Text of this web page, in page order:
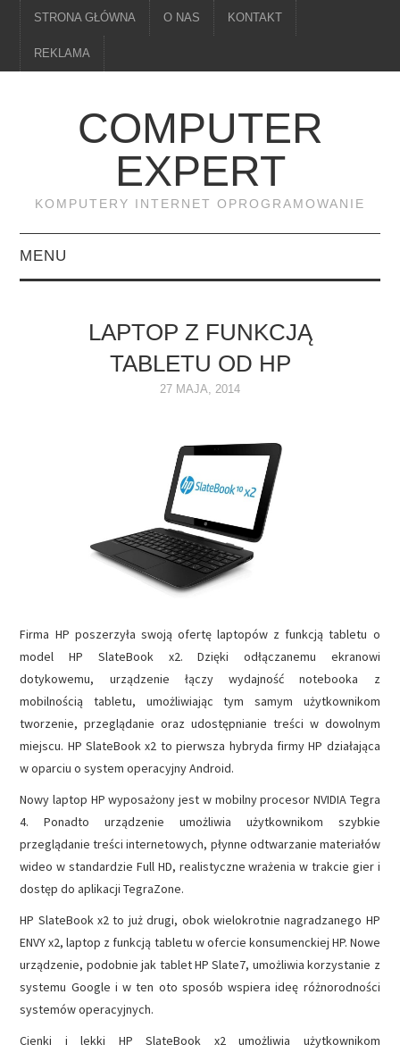
STRONA GŁÓWNA O NAS KONTAKT
REKLAMA
COMPUTER
EXPERT
KOMPUTERY INTERNET OPROGRAMOWANIE
MENU
DRUKARKI
OPROGRAMOWANIE
LAPTOP Z FUNKCJĄ
TABLETU OD HP
27 MAJA, 2014
Firma HP poszerzyła swoją ofertę laptopów z funkcją tabletu o
model HP SlateBook x2. Dzięki odłączanemu ekranowi
dotykowemu, urządzenie łączy wydajność notebooka z
mobilnością tabletu, umożliwiając tym samym użytkownikom
tworzenie, przeglądanie oraz udostępnianie treści w dowolnym
miejscu. HP SlateBook x2 to pierwsza hybryda firmy HP działająca
w oparciu o system operacyjny Android.
Nowy laptop HP wyposażony jest w mobilny procesor NVIDIA Tegra
4. Ponadto urządzenie umożliwia użytkownikom szybkie
przeglądanie treści internetowych, płynne odtwarzanie materiałów
wideo w standardzie Full HD, realistyczne wrażenia w trakcie gier i
dostęp do aplikacji TegraZone.
HP SlateBook x2 to już drugi, obok wielokrotnie nagradzanego HP
ENVY x2, laptop z funkcją tabletu w ofercie konsumenckiej HP. Nowe
urządzenie, podobnie jak tablet HP Slate7, umożliwia korzystanie z
systemu Google i w ten oto sposób wspiera ideę różnorodności
systemów operacyjnych.
Cienki i lekki HP SlateBook x2 umożliwia użytkownikom